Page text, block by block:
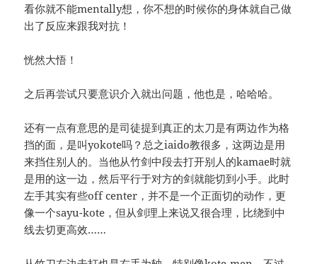
看你就不能mentally想，你不想的时候你的身体就自己做
出了反应来跟我对抗！
恍然大悟！
之后再尝试只要意识介入就出问题，他也是，哈哈哈。
还有一点有意思的是司徒提到真正的太刀是有两边作为格
挡的面，是叫yokote吗？总之iaido教很多，这两边是用
来挡住别人的。当他从竹剑中段去打开别人的kamae时就
是用的这一边，然后平行于对方的剑就能切到小手。此时
左手其实有些off center，并不是一个正面切的动作，更
像一个sayu-kote，但从剑理上来说又很合理，比绕到中
线去切更高效……